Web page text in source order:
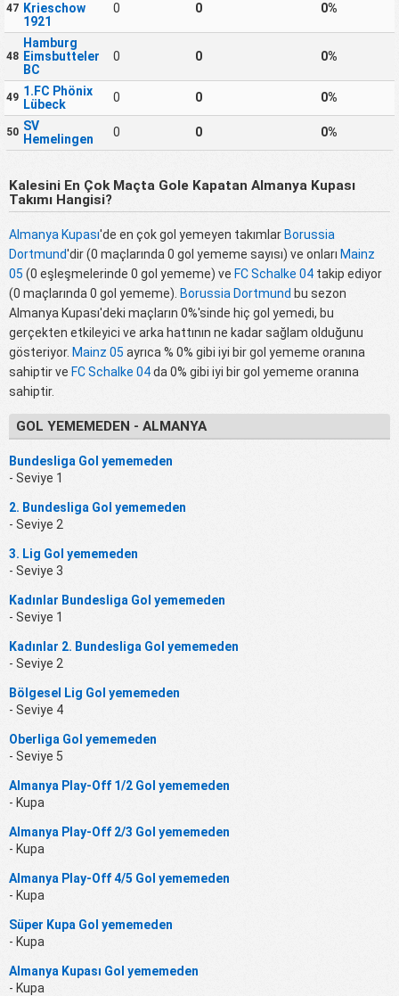
47 Krieschow
1921
0 0 0%
48
Hamburg
Eimsbutteler
BC
0 0 0%
49 1.FC Phönix
Lübeck
0 0 0%
50 SV
Hemelingen
0 0 0%
Kalesini En Çok Maçta Gole Kapatan Almanya Kupası
Takımı Hangisi?
Almanya Kupası'de en çok gol yemeyen takımlar Borussia
Dortmund'dir (0 maçlarında 0 gol yememe sayısı) ve onları Mainz
05 (0 eşleşmelerinde 0 gol yememe) ve FC Schalke 04 takip ediyor
(0 maçlarında 0 gol yememe). Borussia Dortmund bu sezon
Almanya Kupası'deki maçların 0%'sinde hiç gol yemedi, bu
gerçekten etkileyici ve arka hattının ne kadar sağlam olduğunu
gösteriyor. Mainz 05 ayrıca % 0% gibi iyi bir gol yememe oranına
sahiptir ve FC Schalke 04da 0% gibi iyi bir gol yememe oranına
sahiptir.
GOL YEMEMEDEN - ALMANYA
Bundesliga Gol yememeden
- Seviye 1
2. Bundesliga Gol yememeden
- Seviye 2
3. Lig Gol yememeden
- Seviye 3
Kadınlar Bundesliga Gol yememeden
- Seviye 1
Kadınlar 2. Bundesliga Gol yememeden
- Seviye 2
Bölgesel Lig Gol yememeden
- Seviye 4
Oberliga Gol yememeden
- Seviye 5
Almanya Play-Off 1/2 Gol yememeden
- Kupa
Almanya Play-Off 2/3 Gol yememeden
- Kupa
Almanya Play-Off 4/5 Gol yememeden
- Kupa
Süper Kupa Gol yememeden
- Kupa
Almanya Kupası Gol yememeden
- Kupa